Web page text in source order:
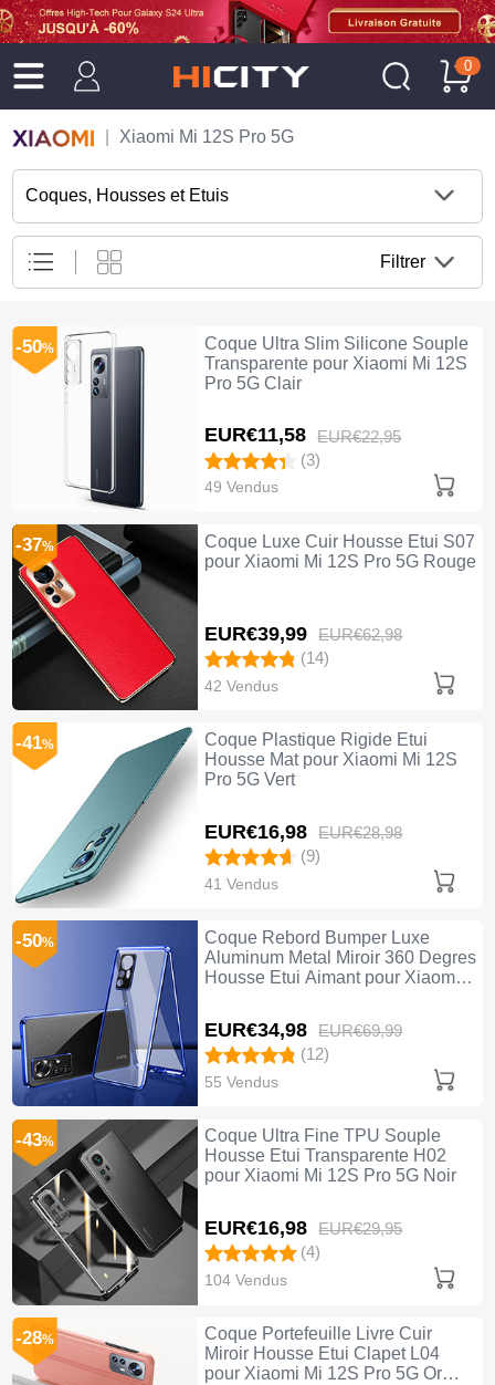
0
Xiaomi Mi 12S Pro 5G
Coques, Housses et Etuis
Filtrer
Coque Ultra Slim Silicone Souple
Transparente pour Xiaomi Mi 12S
Pro 5G Clair
EUR€11,58 EUR€22,95
-50%
(3)
49 Vendus
Coque Luxe Cuir Housse Etui S07
pour Xiaomi Mi 12S Pro 5G Rouge
EUR€39,99 EUR€62,98
-37%
(14)
42 Vendus
Coque Plastique Rigide Etui
Housse Mat pour Xiaomi Mi 12S
Pro 5G Vert
EUR€16,98 EUR€28,98
-41%
(9)
41 Vendus
Coque Rebord Bumper Luxe
Aluminum Metal Miroir 360 Degres
Housse Etui Aimant pour Xiaomi
EUR€34,98 EUR€69,99
-50%
(12)
55 Vendus
Coque Ultra Fine TPU Souple
Housse Etui Transparente H02
pour Xiaomi Mi 12S Pro 5G Noir
EUR€16,98 EUR€29,95
-43%
(4)
104 Vendus
Coque Portefeuille Livre Cuir
Miroir Housse Etui Clapet L04
pour Xiaomi Mi 12S Pro 5G Or
-28%